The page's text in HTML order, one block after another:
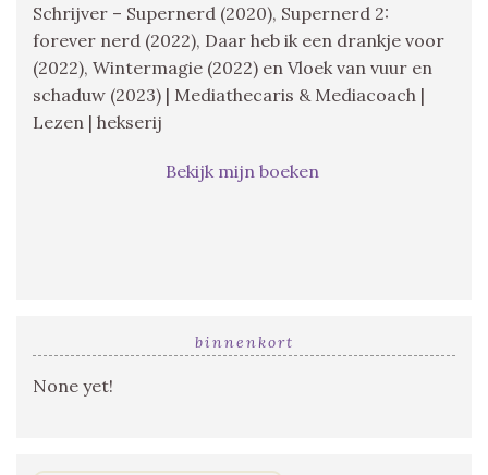
Schrijver – Supernerd (2020), Supernerd 2:
forever nerd (2022), Daar heb ik een drankje voor
(2022), Wintermagie (2022) en Vloek van vuur en
schaduw (2023) | Mediathecaris & Mediacoach |
Lezen | hekserij
Bekijk mijn boeken
binnenkort
None yet!